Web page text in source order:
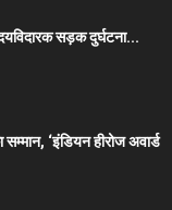
सड़क दुर्घटना...
‘इंडियन हीरोज अवार्ड